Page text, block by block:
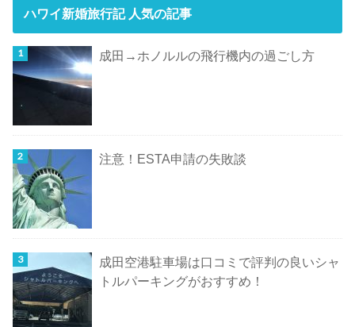
ハワイ新婚旅行記 人気の記事
成田→ホノルルの飛行機内の過ごし方
注意！ESTA申請の失敗談
成田空港駐車場は口コミで評判の良いシャ
トルパーキングがおすすめ！